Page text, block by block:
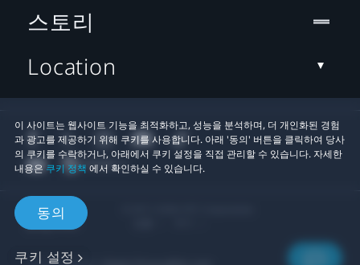
이 사이트는 웹사이트 기능을 최적화하고, 성능을 분석하며, 더 개인화된 경험
과 광고를 제공하기 위해 쿠키를 사용합니다. 아래 '동의' 버튼을 클릭하여 당사
의 쿠키를 수락하거나, 아래에서 쿠키 설정을 직접 관리할 수 있습니다. 자세한
내용은 쿠키 정책 에서 확인하실 수 있습니다.
동의
쿠키 설정
스토리
Location